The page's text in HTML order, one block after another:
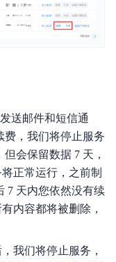
送邮件和短信通
费，我们将停止服务
会保留数据 7 天，
正常运行，之前制
7 天内您依然没有续
内容都将被删除，
我们将停止服务，